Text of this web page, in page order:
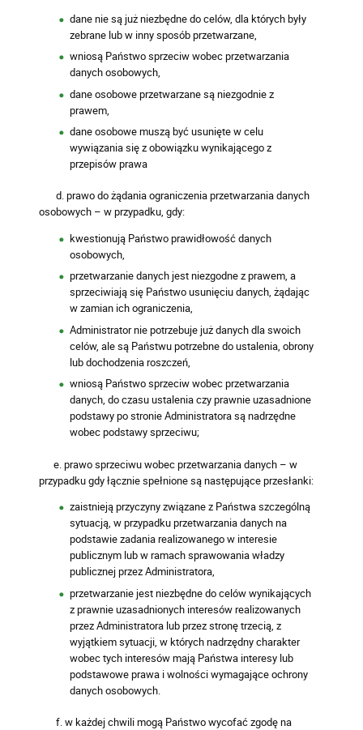
dane nie są już niezbędne do celów, dla których były
zebrane lub w inny sposób przetwarzane,
wniosą Państwo sprzeciw wobec przetwarzania
danych osobowych,
dane osobowe przetwarzane są niezgodnie z
prawem,
dane osobowe muszą być usunięte w celu
wywiązania się z obowiązku wynikającego z
przepisów prawa
d. prawo do żądania ograniczenia przetwarzania danych
osobowych – w przypadku, gdy:
kwestionują Państwo prawidłowość danych
osobowych,
przetwarzanie danych jest niezgodne z prawem, a
sprzeciwiają się Państwo usunięciu danych, żądając
w zamian ich ograniczenia,
Administrator nie potrzebuje już danych dla swoich
celów, ale są Państwu potrzebne do ustalenia, obrony
lub dochodzenia roszczeń,
wniosą Państwo sprzeciw wobec przetwarzania
danych, do czasu ustalenia czy prawnie uzasadnione
podstawy po stronie Administratora są nadrzędne
wobec podstawy sprzeciwu;
e. prawo sprzeciwu wobec przetwarzania danych – w
przypadku gdy łącznie spełnione są następujące przesłanki:
zaistnieją przyczyny związane z Państwa szczególną
sytuacją, w przypadku przetwarzania danych na
podstawie zadania realizowanego w interesie
publicznym lub w ramach sprawowania władzy
publicznej przez Administratora,
przetwarzanie jest niezbędne do celów wynikających
z prawnie uzasadnionych interesów realizowanych
przez Administratora lub przez stronę trzecią, z
wyjątkiem sytuacji, w których nadrzędny charakter
wobec tych interesów mają Państwa interesy lub
podstawowe prawa i wolności wymagające ochrony
danych osobowych.
f. w każdej chwili mogą Państwo wycofać zgodę na